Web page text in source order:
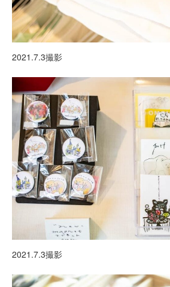
2021.7.3撮影
2021.7.3撮影